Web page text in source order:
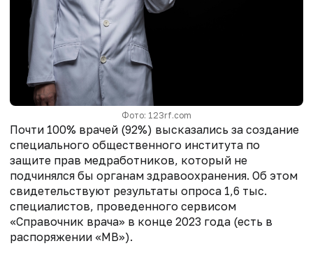
Фото: 123rf.com
Почти 100% врачей (92%) высказались за создание
специального общественного института по
защите прав медработников, который не
подчинялся бы органам здравоохранения. Об этом
свидетельствуют результаты опроса 1,6 тыс.
специалистов, проведенного сервисом
«Справочник врача» в конце 2023 года (есть в
распоряжении «МВ»).